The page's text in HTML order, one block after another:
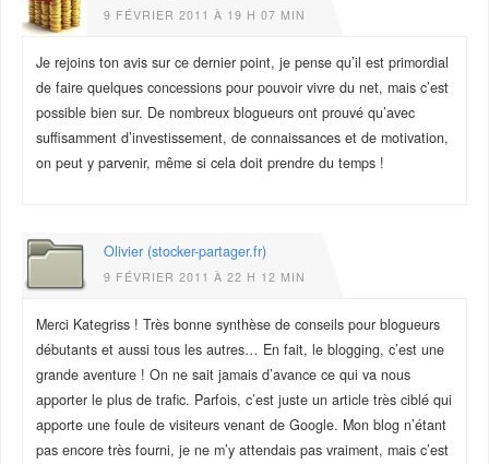
9 FÉVRIER 2011 À 19 H 07 MIN
Je rejoins ton avis sur ce dernier point, je pense qu’il est primordial
de faire quelques concessions pour pouvoir vivre du net, mais c’est
possible bien sur. De nombreux blogueurs ont prouvé qu’avec
suffisamment d’investissement, de connaissances et de motivation,
on peut y parvenir, même si cela doit prendre du temps !
Olivier (stocker-partager.fr)
9 FÉVRIER 2011 À 22 H 12 MIN
Merci Kategriss ! Très bonne synthèse de conseils pour blogueurs
débutants et aussi tous les autres… En fait, le blogging, c’est une
grande aventure ! On ne sait jamais d’avance ce qui va nous
apporter le plus de trafic. Parfois, c’est juste un article très ciblé qui
apporte une foule de visiteurs venant de Google. Mon blog n’étant
pas encore très fourni, je ne m’y attendais pas vraiment, mais c’est